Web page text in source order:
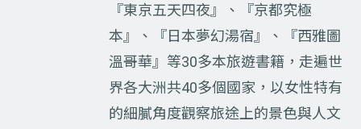
『東京五天四夜』、『京都究極
本』、『日本夢幻湯宿』、『西雅圖
溫哥華』等30多本旅遊書籍，走遍世
界各大洲共40多個國家，以女性特有
的細膩角度觀察旅途上的景色與人文